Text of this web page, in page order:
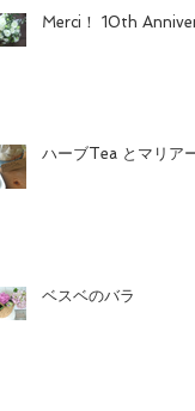
Merci！ 10th
ハーブTea とマリア
ベスベのバラ